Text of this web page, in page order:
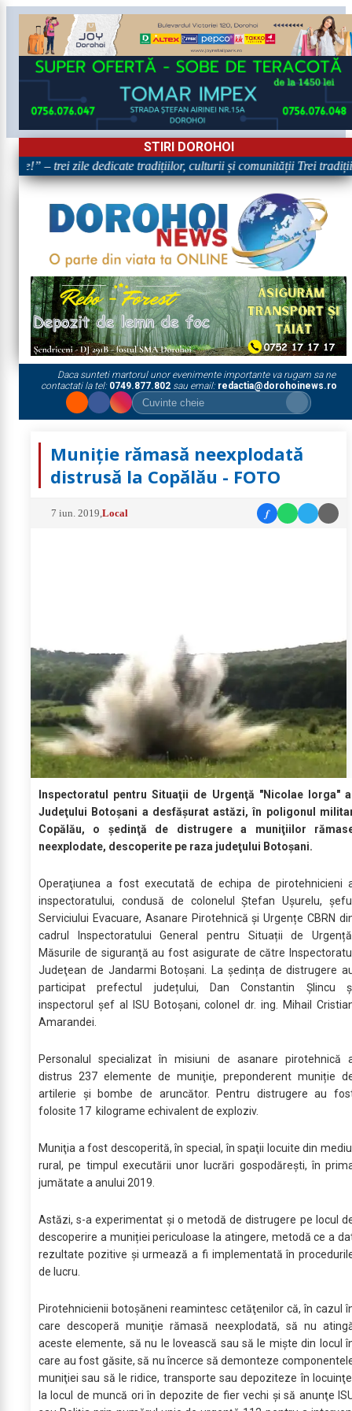
STIRI DOROHOI
– trei zile dedicate tradițiilor, culturii și comunității Trei tradiții.
Daca sunteti martorul unor evenimente importante va rugam sa ne
contactati la tel: 0749.877.802sau email: redactia@dorohoinews.ro
Muniție rămasă neexplodată
distrusă la Copălău - FOTO
7 iun. 2019 ,Local f
Inspectoratul pentru Situaţii de Urgenţă "Nicolae Iorga"
Judeţului Botoşani a desfăşurat astăzi, în poligonul
Copălău, o şedinţă de distrugere a muniţiilor
neexplodate, descoperite pe raza judeţului Botoşani.
Operaţiunea a fost executată de echipa de pirotehnicieni
inspectoratului, condusă de colonelul Ștefan Ușurelu,
Serviciului Evacuare, Asanare Pirotehnică și Urgențe CBRN
cadrul Inspectoratului General pentru Situații de
Măsurile de siguranţă au fost asigurate de către
Judeţean de Jandarmi Botoşani. La ședința de distrugere
participat prefectul județului, Dan Constantin Șlincu
inspectorul șef al ISU Botoșani, colonel dr. ing. Mihail
Amarandei.
Personalul specializat în misiuni de asanare pirotehnică
distrus 237 elemente de muniţie, preponderent muniție
artilerie şi bombe de aruncător. Pentru distrugere au
folosite 17 kilograme echivalent de exploziv.
Muniţia a fost descoperită, în special, în spaţii locuite din
rural, pe timpul executării unor lucrări gospodăreşti, în
jumătate a anului 2019.
Astăzi, s-a experimentat și o metodă de distrugere pe locul
descoperire a muniției periculoase la atingere, metodă ce a
rezultate pozitive și urmează a fi implementată în
de lucru.
Pirotehnicienii botoşăneni reamintesc cetăţenilor că, în cazul
care descoperă muniţie rămasă neexplodată, să nu
aceste elemente, să nu le lovească sau să le mişte din locul
care au fost găsite, să nu încerce să demonteze
muniţiei sau să le ridice, transporte sau depoziteze în
la locul de muncă ori în depozite de fier vechi și să anunţe